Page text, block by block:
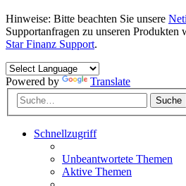
Hinweise: Bitte beachten Sie unsere
Supportanfragen zu unseren Produkten
Star Finanz Support.
Powered by Translate
Suche
Schnellzugriff
Unbeantwortete Themen
Aktive Themen